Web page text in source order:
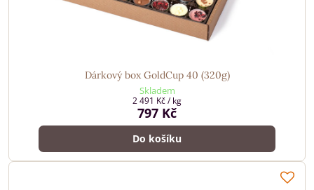
Dárkový box GoldCup 40 (320g)
Skladem
797 Kč
2 491 Kč/ kg
Do košíku